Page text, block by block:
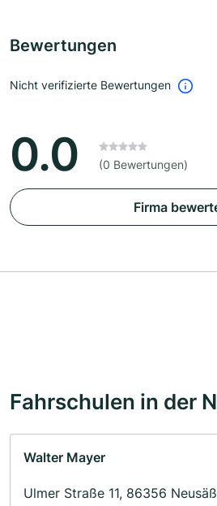
Bewertungen
Nicht verifizierte Bewertungen
0.0 (0 Bewertungen)
Firma
Fahrschulen in der
Walter Mayer
Ulmer Straße 11, 86356 Neusäß